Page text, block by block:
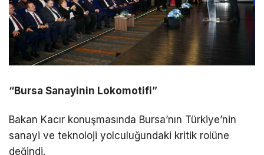
“Bursa Sanayinin Lokomotifi”
Bakan Kacır konuşmasında Bursa’nın Türkiye’nin
sanayi ve teknoloji yolculuğundaki kritik rolüne
değindi.